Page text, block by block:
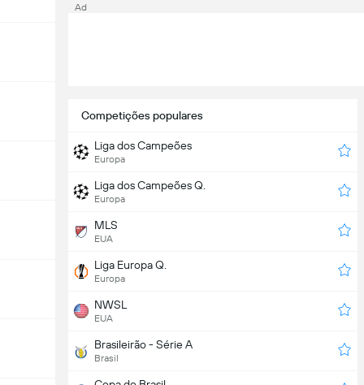
Ad
Competições populares
Liga dos Campeões
Europa
Liga dos Campeões Q.
Europa
MLS
EUA
Liga Europa Q.
Europa
NWSL
EUA
Brasileirão - Série A
Brasil